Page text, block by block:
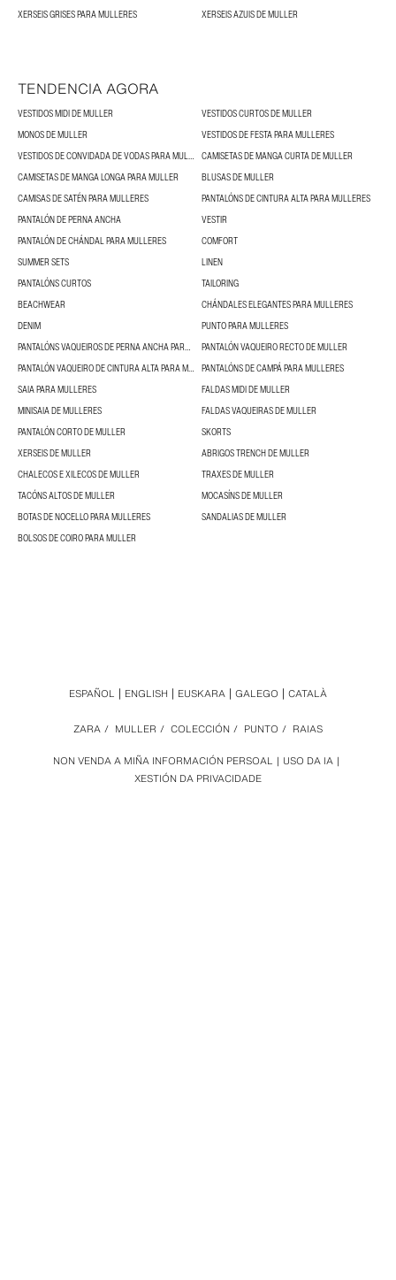
XERSEIS GRISES PARA MULLERES XERSEIS AZUIS DE MULLER
TENDENCIA AGORA
VESTIDOS MIDI DE MULLER
VESTIDOS CURTOS DE MULLER
MONOS DE MULLER
VESTIDOS DE FESTA PARA MULLERES
VESTIDOS DE CONVIDADA DE VODAS PARA MULLERES CAMISETAS DE MANGA CURTA DE MULLER
CAMISETAS DE MANGA LONGA PARA MULLER
BLUSAS DE MULLER
CAMISAS DE SATÉN PARA MULLERES
PANTALÓNS DE CINTURA ALTA PARA MULLERES
PANTALÓN DE PERNA ANCHA
VESTIR
PANTALÓN DE CHÁNDAL PARA MULLERES
COMFORT
SUMMER SETS
LINEN
PANTALÓNS CURTOS
TAILORING
BEACHWEAR
CHÁNDALES ELEGANTES PARA MULLERES
DENIM
PUNTO PARA MULLERES
PANTALÓNS VAQUEIROS DE PERNA ANCHA PARA MULLERES
PANTALÓN VAQUEIRO RECTO DE MULLER
PANTALÓN VAQUEIRO DE CINTURA ALTA PARA MULLERES PANTALÓNS DE CAMPÁ PARA MULLERES
SAIA PARA MULLERES
FALDAS MIDI DE MULLER
MINISAIA DE MULLERES
FALDAS VAQUEIRAS DE MULLER
PANTALÓN CORTO DE MULLER
SKORTS
XERSEIS DE MULLER
ABRIGOS TRENCH DE MULLER
CHALECOS E XILECOS DE MULLER
TRAXES DE MULLER
TACÓNS ALTOS DE MULLER
MOCASÍNS DE MULLER
BOTAS DE NOCELLO PARA MULLERES
SANDALIAS DE MULLER
BOLSOS DE COIRO PARA MULLER
NON VENDA A MIÑA INFORMACIÓN PERSOAL
USO DA IA
XESTIÓN DA PRIVACIDADE
ZARA / MULLER / COLECCIÓN / PUNTO / RAIAS
ESPAÑOL ENGLISH EUSKARA GALEGO CATALÀ